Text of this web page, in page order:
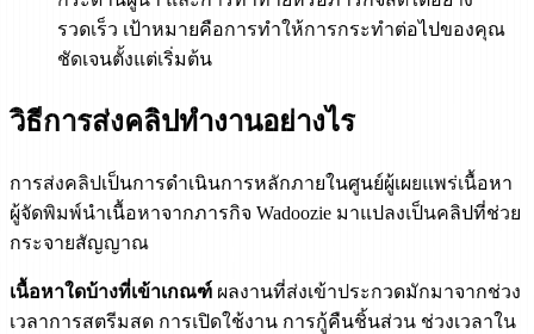
รวดเร็ว เป้าหมายคือการทำให้การกระทำต่อไปของคุณ
ชัดเจนตั้งแต่เริ่มต้น
วิธีการส่งคลิปทำงานอย่างไร
การส่งคลิปเป็นการดำเนินการหลักภายในศูนย์ผู้เผยแพร่เนื้อหา
ผู้จัดพิมพ์นำเนื้อหาจากภารกิจ Wadoozie มาแปลงเป็นคลิปที่ช่วย
กระจายสัญญาณ
เนื้อหาใดบ้างที่เข้าเกณฑ์ ผลงานที่ส่งเข้าประกวดมักมาจากช่วง
เวลาการสตรีมสด การเปิดใช้งาน การกู้คืนชิ้นส่วน ช่วงเวลาใน